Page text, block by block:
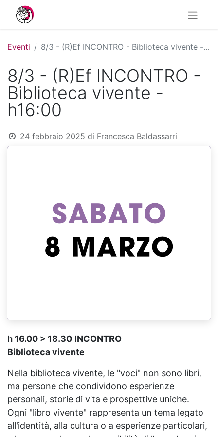
Eventi 8/3 - (R)Ef INCONTRO - Biblioteca vivente - h16:00
8/3 - (R)Ef INCONTRO -
Biblioteca vivente -
h16:00
24 febbraio 2025 di Francesca Baldassarri
h 16.00 > 18.30 INCONTRO
Biblioteca vivente
Nella biblioteca vivente, le "voci" non sono libri,
ma persone che condividono esperienze
personali, storie di vita e prospettive uniche.
Ogni "libro vivente" rappresenta un tema legato
all'identità, alla cultura o a esperienze particolari,